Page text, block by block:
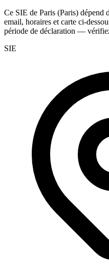
Ce SIE de Paris (Paris) dépend
email, horaires et carte ci-
période de déclaration —
SIE